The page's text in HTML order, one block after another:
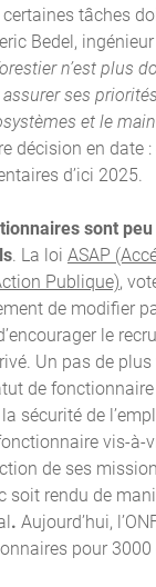
tâches
Bedel, ingénieur
n’est plus
ses
et le
décision en date
d’ici 2025.
sont
. La loi ASAP
Publique),
de modifier
le
Un pas de plus
de
sécurité de
vis-à-
de ses
soit rendu de
. Aujourd’hui,
pour 3000